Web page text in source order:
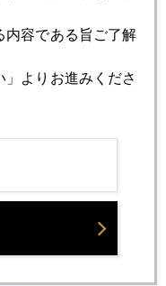
内容である旨ご了解
よりお進みくださ